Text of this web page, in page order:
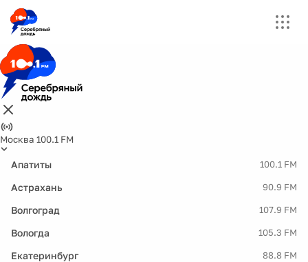
Москва 100.1 FM
Апатиты 100.1 FM
Астрахань 90.9 FM
Волгоград 107.9 FM
Вологда 105.3 FM
Екатеринбург 88.8 FM